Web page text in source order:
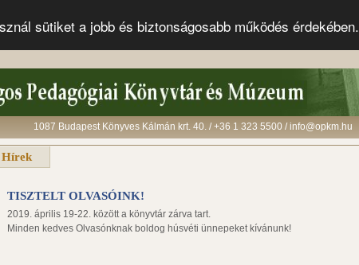
sütiket a jobb és biztonságosabb működés érdekében.
1087 Budapest Könyves Kálmán krt. 40. / +36 1 323 5500 / info@opkm.hu
Hírek
TISZTELT OLVASÓINK!
2019. április 19-22. között a könyvtár zárva tart.
Minden kedves Olvasónknak boldog húsvéti ünnepeket kívánunk!